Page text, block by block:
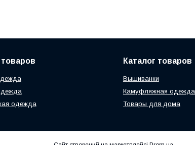
товаров
одежда
Каталог товаров
Вышиванки
Камуфляжная одежда
Товары для дома